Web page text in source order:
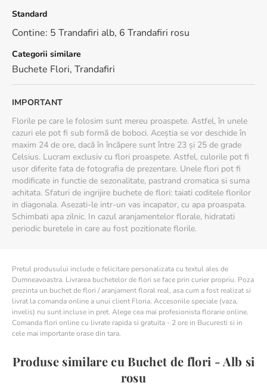
Standard
Contine: 5 Trandafiri alb, 6 Trandafiri rosu
Categorii similare
Buchete Flori, Trandafiri
IMPORTANT
Florile pe care le folosim sunt mereu proaspete. Astfel, în unele
cazuri ele pot fi sub formă de boboci. Aceștia se vor deschide în
maxim 24 de ore, dacă în încăpere sunt între 23 și 25 de grade
Celsius. Lucram exclusiv cu flori proaspete. Astfel, culorile pot fi
usor diferite fata de fotografia de prezentare. Unele flori pot fi
modificate in functie de sezonalitate, pastrand cromatica si suma
achitata. Sfaturi de ingrijire buchete de flori: taiati coditele florilor
in diagonala. Asezati-le intr-un vas incapator, cu apa proaspata.
Schimbati apa zilnic. In cazul aranjamentelor florale, hidratati
periodic buretele in care au fost pozitionate florile.
Pretul produsului include o felicitare personalizata cu textul ales de
Dumneavoastra. Livrarea buchetelor de flori se face prin curier propriu. Poza
prezinta un buchet de flori / aranjament floral real, asa cum a fost realizat si
livrat la comanda online a unui client Floria. Accesoriile speciale (vaza,
invelis) nu sunt incluse in pret. Alege cea mai profesionista florarie online.
Comanda flori online cu livrate rapida si gratuita - 2 ore in Bucuresti si in
cele mai importante orase din tara.
Produse similare cu Buchet de flori - Alb si
rosu